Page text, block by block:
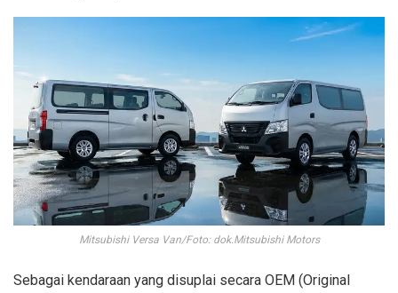
Mitsubishi Versa Van/Foto: dok.Mitsubishi Motors
Sebagai kendaraan yang disuplai secara OEM (Original